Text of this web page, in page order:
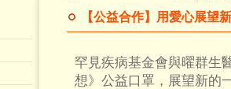
【公益合作】用愛心展望
罕見疾病基金會與曜群生
想》公益口罩，展望新的